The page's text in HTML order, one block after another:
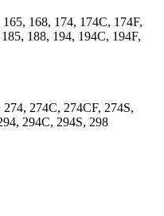
168, 174, 174C, 174F,
188, 194, 194C, 194F,
274C, 274CF, 274S,
294C, 294S, 298